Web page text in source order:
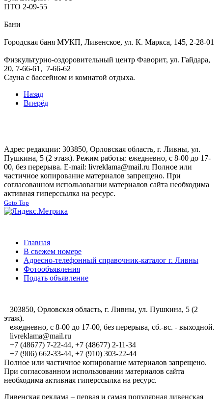
ПТО 2-09-55
Бани
Городская баня МУКП, Ливенское, ул. К. Маркса, 145, 2-28-01
Физкультурно-оздоровительный центр Фаворит, ул. Гайдара,
20, 7-66-61, 7-66-62
Сауна с бассейном и комнатой отдыха.
Назад
Вперёд
Адрес редакции: 303850, Орловская область, г. Ливны, ул.
Пушкина, 5 (2 этаж). Режим работы: ежедневно, с 8-00 до 17-
00, без перерыва. E-mail: livreklama@mail.ru Полное или
частичное копирование материалов запрещено. При
согласованном использовании материалов сайта необходима
активная гиперссылка на ресурс.
Goto Top
Главная
В свежем номере
Адресно-телефонный справочник-каталог г. Ливны
Фотообъявления
Подать объявление
303850, Орловская область, г. Ливны, ул. Пушкина, 5 (2
этаж).
ежедневно, с 8-00 до 17-00, без перерыва, сб.-вс. - выходной.
livreklama@mail.ru
+7 (48677) 7-22-44, +7 (48677) 2-11-34
+7 (906) 662-33-44, +7 (910) 303-22-44
Полное или частичное копирование материалов запрещено.
При согласованном использовании материалов сайта
необходима активная гиперссылка на ресурс.
Ливенская реклама – первая и самая популярная ливенская